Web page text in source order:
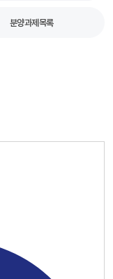
분양과제목록